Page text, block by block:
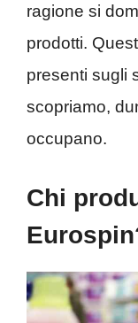
ragione si
prodotti.
presenti sugli
scopriamo,
occupano.
Chi